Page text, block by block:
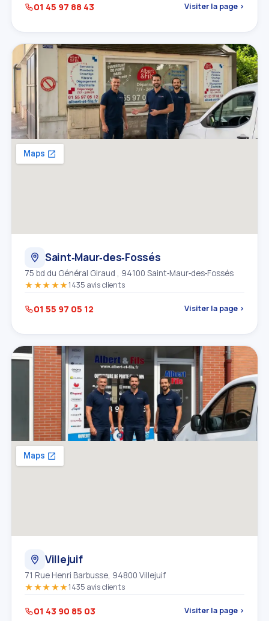
01 45 97 88 43 Visiter la page ›
Saint‑Maur‑des‑Fossés
75 bd du Général Giraud , 94100 Saint‑Maur‑des‑Fossés
★★★★★1435 avis clients
01 55 97 05 12 Visiter la page ›
Villejuif
71 Rue Henri Barbusse, 94800 Villejuif
★★★★★1435 avis clients
01 43 90 85 03 Visiter la page ›